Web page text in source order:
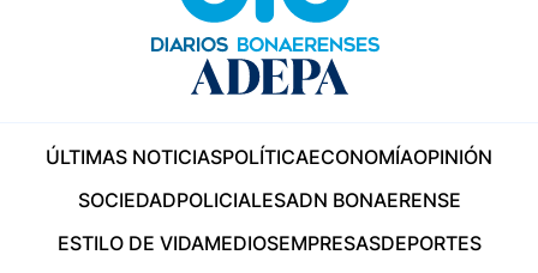
ÚLTIMAS NOTICIASPOLÍTICAECONOMÍAOPINIÓN
SOCIEDADPOLICIALESADN BONAERENSE
ESTILO DE VIDAMEDIOSEMPRESASDEPORTES